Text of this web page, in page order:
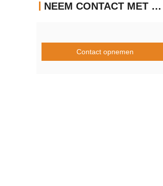
NEEM CONTACT MET ONS OP
Contact opnemen